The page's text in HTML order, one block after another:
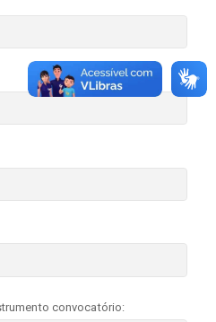
convocatório: